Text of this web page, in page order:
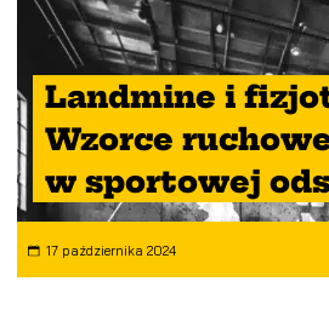
Landmine i
Wzorce
w sportowej
17 października 2024